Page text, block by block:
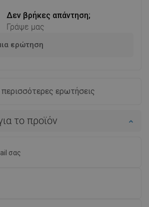
Δεν βρήκες απάντηση;
Γράψε μας
ερώτηση
περισσότερες ερωτήσεις
το προϊόν